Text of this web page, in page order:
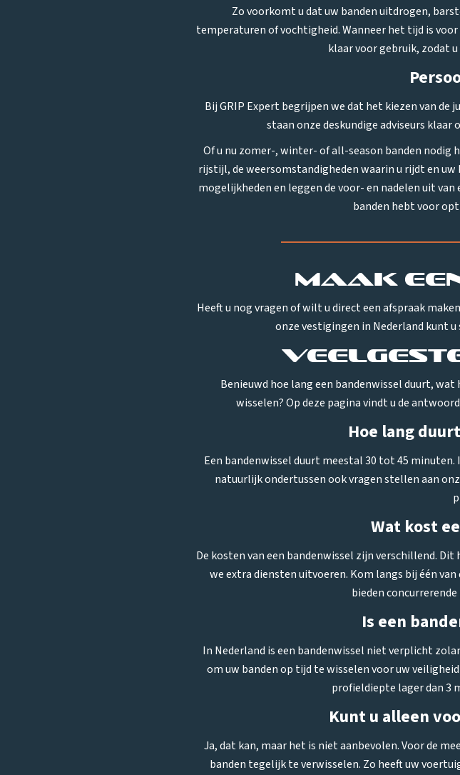
Zo voorkomt u dat uw banden uitdrogen,
temperaturen of vochtigheid. Wanneer het tijd is
klaar voor gebruik, zodat
Bij GRIP Expert begrijpen we dat het kiezen van
staan onze deskundige adviseurs klaar
Of u nu zomer-, winter- of all-season banden nodig
rijstijl, de weersomstandigheden waarin u rijdt en
mogelijkheden en leggen de voor- en nadelen uit
banden hebt voor
Maak
Heeft u nog vragen of wilt u direct een afspraak
onze vestigingen in Nederland kunt
Benieuwd hoe lang een bandenwissel duurt,
wisselen? Op deze pagina vindt u de
Hoe lang
Een bandenwissel duurt meestal 30 tot 45
natuurlijk ondertussen ook vragen stellen aan
Wat kost
De kosten van een bandenwissel zijn verschillend.
we extra diensten uitvoeren. Kom langs bij één
bieden
Is een
In Nederland is een bandenwissel niet verplicht
om uw banden op tijd te wisselen voor uw
profieldiepte lager dan 3
Kunt u alleen
Ja, dat kan, maar het is niet aanbevolen. Voor de
banden tegelijk te verwisselen. Zo heeft uw